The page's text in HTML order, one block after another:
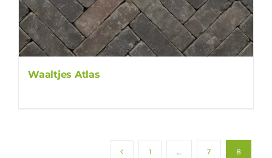
Waaltjes Atlas
1 … 7 8